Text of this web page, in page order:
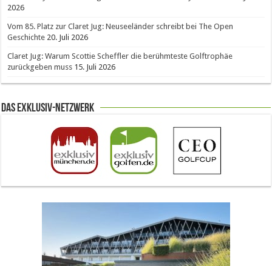
2026
Vom 85. Platz zur Claret Jug: Neuseeländer schreibt bei The Open
Geschichte 20. Juli 2026
Claret Jug: Warum Scottie Scheffler die berühmteste Golftrophäe
zurückgeben muss 15. Juli 2026
Das Exklusiv-Netzwerk